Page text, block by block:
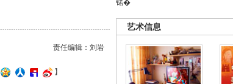
锘�
艺术信息
责任编辑：刘岩
】